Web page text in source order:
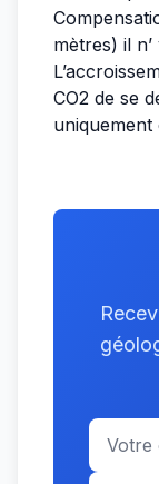
mètres) il
CO2 de se
uniquement